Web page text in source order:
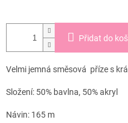
Přidat do
Velmi jemná směsová příze s
Složení: 50% bavlna, 50% akryl
Návin: 165 m